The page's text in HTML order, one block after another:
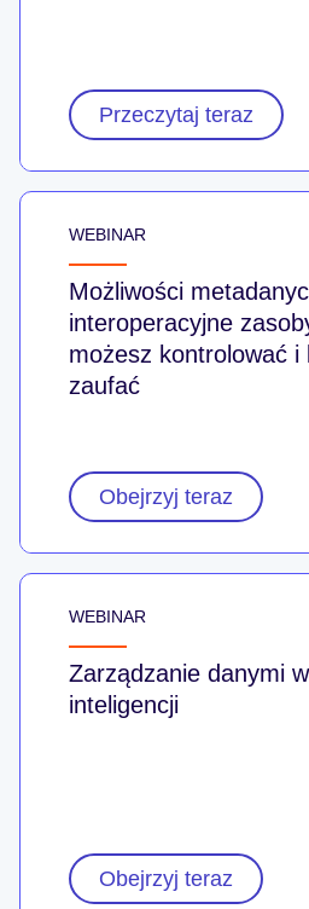
Przeczytaj teraz
WEBINAR
Możliwości
interoperacyjne
możesz kontrolować i
zaufać
Obejrzyj teraz
WEBINAR
Zarządzanie danymi
inteligencji
Obejrzyj teraz